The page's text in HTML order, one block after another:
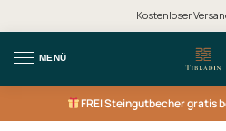
Kostenloser
MENÜ
FREISteingutbecher gratis